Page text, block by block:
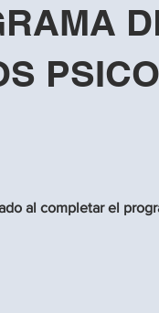
al completar el